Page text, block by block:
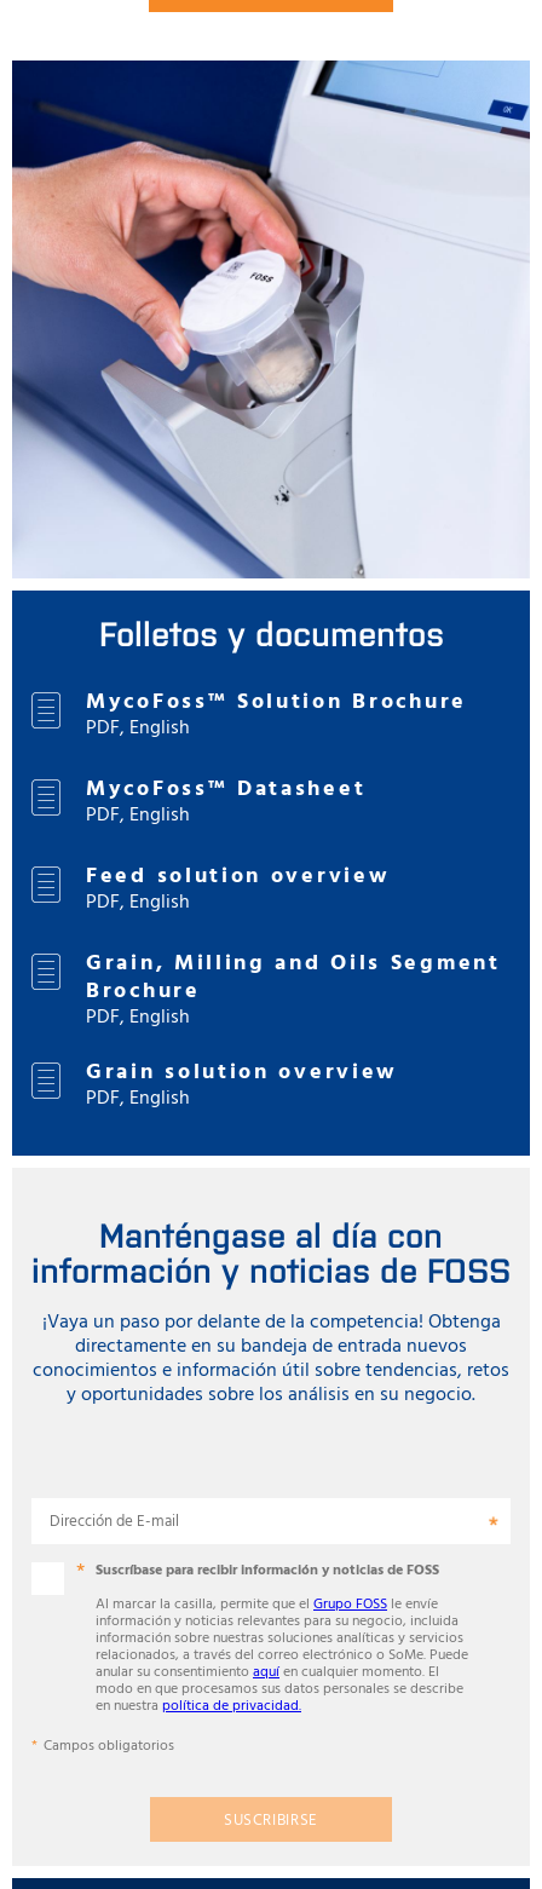
Folletos y documentos
MycoFoss™ Solution Brochure
PDF, English
MycoFoss™ Datasheet
PDF, English
Feed solution overview
PDF, English
Grain, Milling and Oils Segment
Brochure
PDF, English
Grain solution overview
PDF, English
Manténgase al día con
información y noticias de FOSS
¡Vaya un paso por delante de la competencia! Obtenga
directamente en su bandeja de entrada nuevos
conocimientos e información útil sobre tendencias, retos
y oportunidades sobre los análisis en su negocio.
Dirección de E-mail
Suscríbase para recibir información y noticias de FOSS
Al marcar la casilla, permite que el Grupo FOSS le envíe
información y noticias relevantes para su negocio, incluida
información sobre nuestras soluciones analíticas y servicios
relacionados, a través del correo electrónico o SoMe. Puede
anular su consentimiento aquíen cualquier momento. El
modo en que procesamos sus datos personales se describe
en nuestra política de privacidad.
Campos obligatorios
SUSCRIBIRSE